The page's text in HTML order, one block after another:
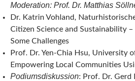
Moderation: Prof. Dr. Matthias
Dr. Katrin Vohland,
Citizen Science and Sustainability
Some Challenges
Prof. Dr. Yen-Chia Hsu, University
Empowering Local Communities
Podiumsdiskussion: Prof. Dr. Gerd